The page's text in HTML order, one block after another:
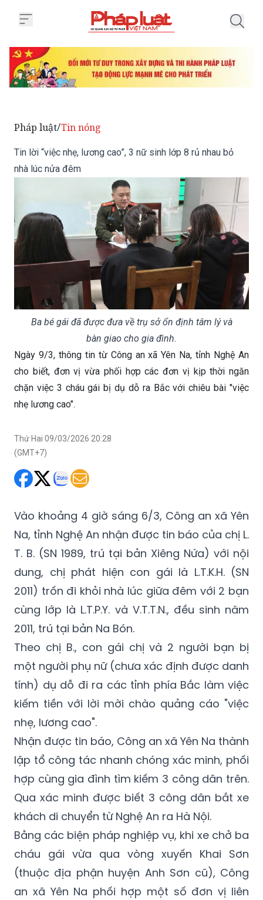
Pháp luật/Tin nóng
Tin lời “việc nhẹ, lương cao”, 3 nữ sinh lớp 8 rủ nhau bỏ
nhà lúc nửa đêm
Ba bé gái đã được đưa về trụ sở ổn định tâm lý và
bàn giao cho gia đình.
Ngày 9/3, thông tin từ Công an xã Yên Na, tỉnh Nghệ An
cho biết, đơn vị vừa phối hợp các đơn vị kịp thời ngăn
chặn việc 3 cháu gái bị dụ dỗ ra Bắc với chiêu bài "việc
nhẹ lương cao".
Thứ Hai 09/03/2026 20:28
(GMT+7)
Vào khoảng 4 giờ sáng 6/3, Công an xã Yên
Na, tỉnh Nghệ An nhận được tin báo của chị L.
T. B. (SN 1989, trú tại bản Xiêng Nứa) với nội
dung, chị phát hiện con gái là L.T.K.H. (SN
2011) trốn đi khỏi nhà lúc giữa đêm với 2 bạn
cùng lớp là L.T.P.Y. và V.T.T.N., đều sinh năm
2011, trú tại bản Na Bón.
Theo chị B., con gái chị và 2 người bạn bị
một người phụ nữ (chưa xác định được danh
tính) dụ dỗ đi ra các tỉnh phía Bắc làm việc
kiếm tiền với lời mời chào quảng cáo "việc
nhẹ, lương cao".
Nhận được tin báo, Công an xã Yên Na thành
lập tổ công tác nhanh chóng xác minh, phối
hợp cùng gia đình tìm kiếm 3 công dân trên.
Qua xác minh được biết 3 công dân bắt xe
khách di chuyển từ Nghệ An ra Hà Nội.
Bằng các biện pháp nghiệp vụ, khi xe chở ba
cháu gái vừa qua vòng xuyến Khai Sơn
(thuộc địa phận huyện Anh Sơn cũ), Công
an xã Yên Na phối hợp một số đơn vị liên